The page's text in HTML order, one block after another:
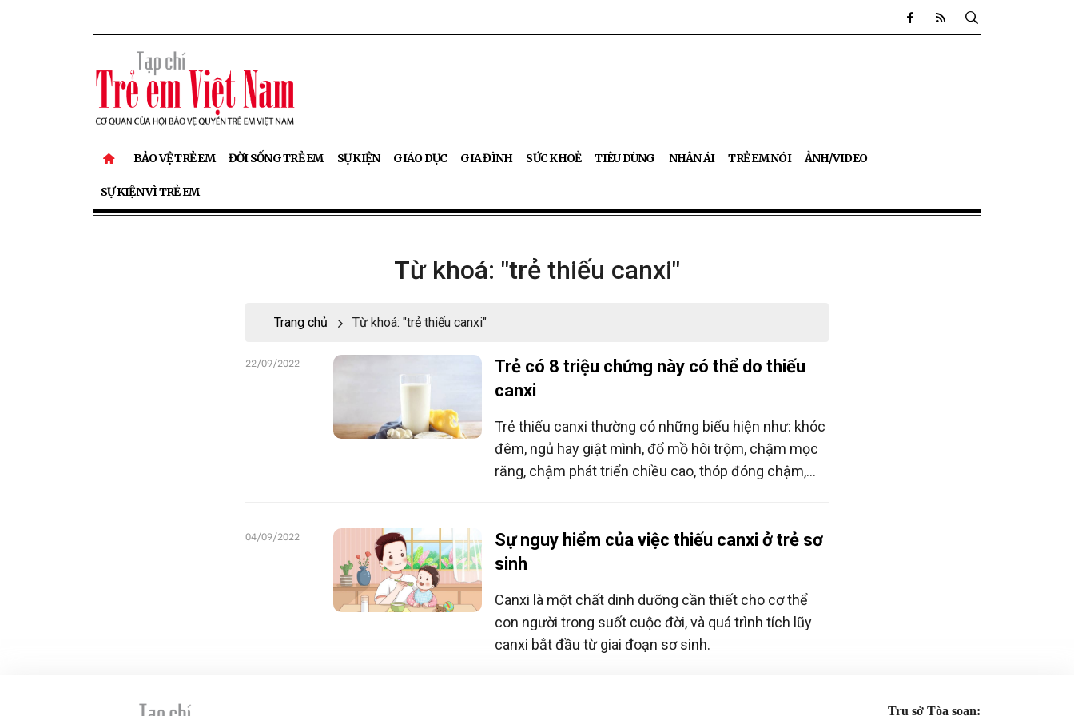
BẢO VỆ TRẺ EM ĐỜI SỐNG TRẺ EM SỰ KIỆN GIÁO DỤC GIA ĐÌNH SỨC KHOẺ TIÊU DÙNG NHÂN ÁI TRẺ EM NÓI ẢNH/VIDEO
SỰ KIỆN VÌ TRẺ EM
Từ khoá: "trẻ thiếu canxi"
Trang chủ Từ khoá: "trẻ thiếu canxi"
Trẻ có 8 triệu chứng này có thể do thiếu
canxi
Trẻ thiếu canxi thường có những biểu hiện như: khóc
đêm, ngủ hay giật mình, đổ mồ hôi trộm, chậm mọc
răng, chậm phát triển chiều cao, thóp đóng chậm,
22/09/2022
Sự nguy hiểm của việc thiếu canxi ở trẻ sơ
sinh
Canxi là một chất dinh dưỡng cần thiết cho cơ thể
con người trong suốt cuộc đời, và quá trình tích lũy
canxi bắt đầu từ giai đoạn sơ sinh.
04/09/2022
Trụ sở Tòa soạn: